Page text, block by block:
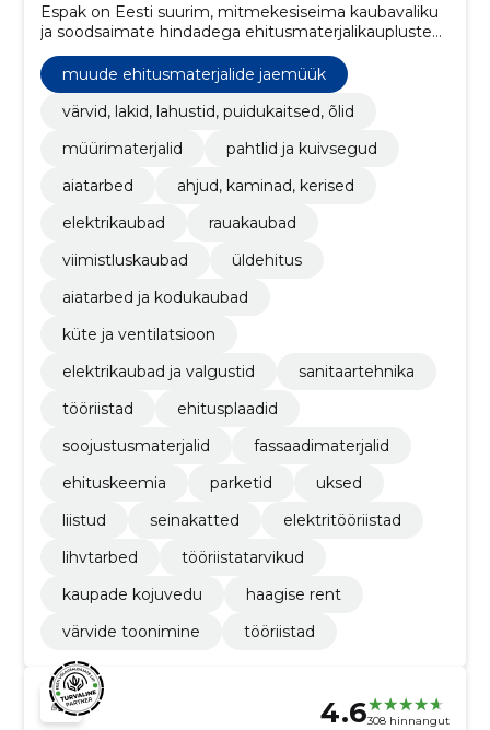
Espak on Eesti suurim, mitmekesiseima kaubavaliku
ja soodsaimate hindadega ehitusmaterjalikaupluste
muude ehitusmaterjalide jaemüük
värvid, lakid, lahustid, puidukaitsed, õlid
müürimaterjalid
pahtlid ja kuivsegud
aiatarbed
ahjud, kaminad, kerised
elektrikaubad
rauakaubad
viimistluskaubad
üldehitus
aiatarbed ja kodukaubad
küte ja ventilatsioon
elektrikaubad ja valgustid
sanitaartehnika
tööriistad
ehitusplaadid
soojustusmaterjalid
fassaadimaterjalid
ehituskeemia
parketid
uksed
liistud
seinakatted
elektritööriistad
lihvtarbed
tööriistatarvikud
kaupade kojuvedu
haagise rent
värvide toonimine
tööriistad
4.6308 hinnangut